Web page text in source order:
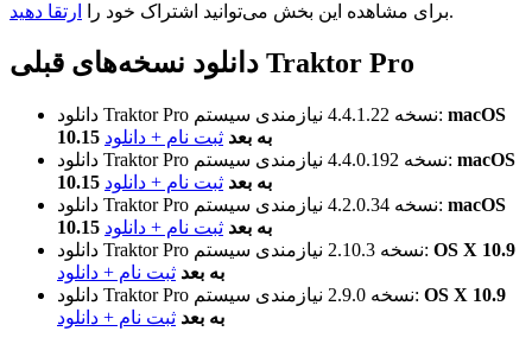
برای مشاهده این بخش می‌توانید اشتراک خود را ارتقا دهید .
دانلود نسخه‌های قبلی Traktor Pro
دانلود Traktor Pro نسخه 4.4.1.22نیازمندی سیستم: macOS
10.15 به بعد ثبت نام + دانلود
دانلود Traktor Pro
نسخه 4.4.0.192نیازمندی سیستم: macOS
10.15 به بعد ثبت نام + دانلود
دانلود Traktor Pro
نسخه 4.2.0.34نیازمندی سیستم: macOS
10.15 به بعد ثبت نام + دانلود
دانلود Traktor Pro
نسخه 2.10.3نیازمندی سیستم: OS X 10.9
به بعد ثبت نام + دانلود
دانلود Traktor Pro
نسخه 2.9.0نیازمندی سیستم: OS X 10.9
به بعد ثبت نام + دانلود